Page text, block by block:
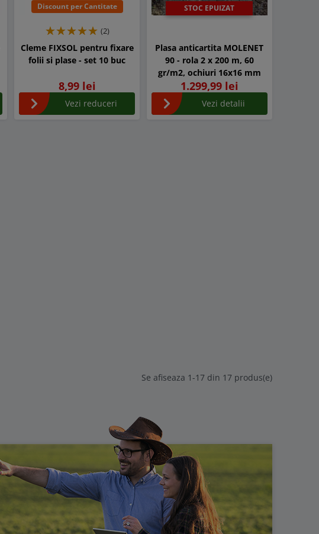
Discount per Cantitate
(2)
Cleme FIXSOL pentru fixare
folii si plase - set 10 buc
8,99 lei
Vezi reduceri
STOC EPUIZAT
Plasa anticartita MOLENET
90 - rola 2 x 200 m, 60
gr/m2, ochiuri 16x16 mm
1.299,99 lei
Vezi detalii
Se afiseaza 1-17 din 17 produs(e)